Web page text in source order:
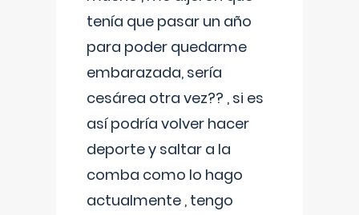
tenía que pasar un año
para poder quedarme
embarazada, sería
cesárea otra vez?? , si es
así podría volver hacer
deporte y saltar a la
comba como lo hago
actualmente , tengo